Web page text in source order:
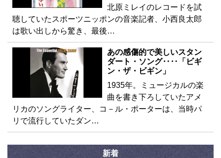
北原ミレイのレコードを試
聴していたスポーツニッポンの音楽記者、小西良太郎
は歌い出しから驚き、最後…
あの感傷的で美しいスタン
ダート・ソング‥‥「ビギ
ン・ザ・ビギン」
1935年。ミュージカルの楽
曲を書き下ろしていたアメ
リカのソングライター、コ－ル・ポーターは、当時パ
リで流行していたダン…
新着